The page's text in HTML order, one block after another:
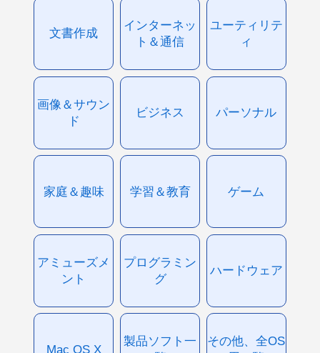
文書作成
インターネッ
ト＆通信
ユーティリテ
ィ
画像＆サウン
ド
ビジネス パーソナル
家庭＆趣味 学習＆教育 ゲーム
アミューズメ
ント
プログラミン
グ
ハードウェア
Mac OS X
製品ソフト一
その他、全OS